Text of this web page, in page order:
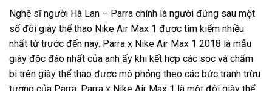
Nghệ sĩ người Hà Lan – Parra chính là người đứng sau một
số đôi giày thể thao Nike Air Max 1 được tìm kiếm nhiều
nhất từ trước đến nay. Parra x Nike Air Max 1 2018 là mẫu
giày độc đáo nhất của anh ấy khi kết hợp các sọc và chấm
bi trên giày thể thao được mô phỏng theo các bức tranh trừu